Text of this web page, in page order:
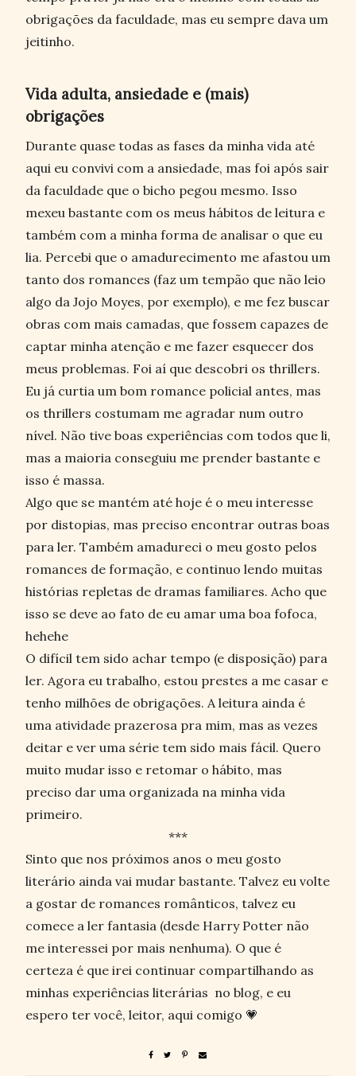
obrigações da faculdade, mas eu sempre dava um
jeitinho.
Vida adulta, ansiedade e (mais)
obrigações
Durante quase todas as fases da minha vida até
aqui eu convivi com a ansiedade, mas foi após sair
da faculdade que o bicho pegou mesmo. Isso
mexeu bastante com os meus hábitos de leitura e
também com a minha forma de analisar o que eu
lia. Percebi que o amadurecimento me afastou um
tanto dos romances (faz um tempão que não leio
algo da Jojo Moyes, por exemplo), e me fez buscar
obras com mais camadas, que fossem capazes de
captar minha atenção e me fazer esquecer dos
meus problemas. Foi aí que descobri os thrillers.
Eu já curtia um bom romance policial antes, mas
os thrillers costumam me agradar num outro
nível. Não tive boas experiências com todos que li,
mas a maioria conseguiu me prender bastante e
isso é massa.
Algo que se mantém até hoje é o meu interesse
por distopias, mas preciso encontrar outras boas
para ler. Também amadureci o meu gosto pelos
romances de formação, e continuo lendo muitas
histórias repletas de dramas familiares. Acho que
isso se deve ao fato de eu amar uma boa fofoca,
hehehe
O difícil tem sido achar tempo (e disposição) para
ler. Agora eu trabalho, estou prestes a me casar e
tenho milhões de obrigações. A leitura ainda é
uma atividade prazerosa pra mim, mas as vezes
deitar e ver uma série tem sido mais fácil. Quero
muito mudar isso e retomar o hábito, mas
preciso dar uma organizada na minha vida
primeiro.
***
Sinto que nos próximos anos o meu gosto
literário ainda vai mudar bastante. Talvez eu volte
a gostar de romances românticos, talvez eu
comece a ler fantasia (desde Harry Potter não
me interessei por mais nenhuma). O que é
certeza é que irei continuar compartilhando as
minhas experiências literárias no blog, e eu
espero ter você, leitor, aqui comigo 💗